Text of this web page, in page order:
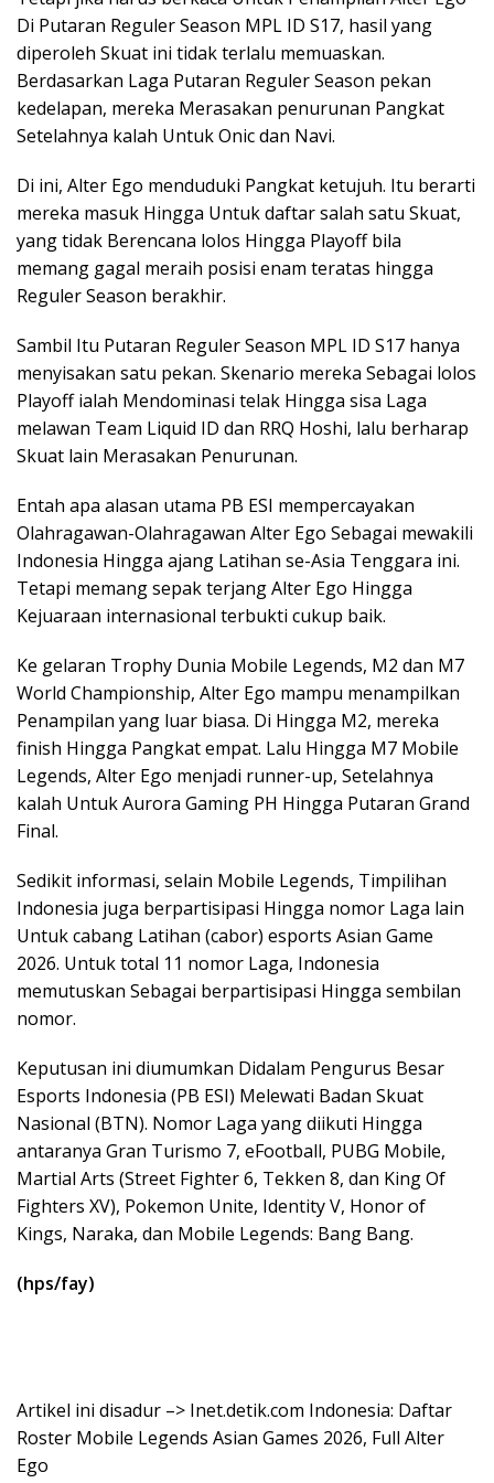
Di Putaran Reguler Season MPL ID S17, hasil yang
diperoleh Skuat ini tidak terlalu memuaskan.
Berdasarkan Laga Putaran Reguler Season pekan
kedelapan, mereka Merasakan penurunan Pangkat
Setelahnya kalah Untuk Onic dan Navi.
Di ini, Alter Ego menduduki Pangkat ketujuh. Itu berarti
mereka masuk Hingga Untuk daftar salah satu Skuat,
yang tidak Berencana lolos Hingga Playoff bila
memang gagal meraih posisi enam teratas hingga
Reguler Season berakhir.
Sambil Itu Putaran Reguler Season MPL ID S17 hanya
menyisakan satu pekan. Skenario mereka Sebagai lolos
Playoff ialah Mendominasi telak Hingga sisa Laga
melawan Team Liquid ID dan RRQ Hoshi, lalu berharap
Skuat lain Merasakan Penurunan.
Entah apa alasan utama PB ESI mempercayakan
Olahragawan-Olahragawan Alter Ego Sebagai mewakili
Indonesia Hingga ajang Latihan se-Asia Tenggara ini.
Tetapi memang sepak terjang Alter Ego Hingga
Kejuaraan internasional terbukti cukup baik.
Ke gelaran Trophy Dunia Mobile Legends, M2 dan M7
World Championship, Alter Ego mampu menampilkan
Penampilan yang luar biasa. Di Hingga M2, mereka
finish Hingga Pangkat empat. Lalu Hingga M7 Mobile
Legends, Alter Ego menjadi runner-up, Setelahnya
kalah Untuk Aurora Gaming PH Hingga Putaran Grand
Final.
Sedikit informasi, selain Mobile Legends, Timpilihan
Indonesia juga berpartisipasi Hingga nomor Laga lain
Untuk cabang Latihan (cabor) esports Asian Game
2026. Untuk total 11 nomor Laga, Indonesia
memutuskan Sebagai berpartisipasi Hingga sembilan
nomor.
Keputusan ini diumumkan Didalam Pengurus Besar
Esports Indonesia (PB ESI) Melewati Badan Skuat
Nasional (BTN). Nomor Laga yang diikuti Hingga
antaranya Gran Turismo 7, eFootball, PUBG Mobile,
Martial Arts (Street Fighter 6, Tekken 8, dan King Of
Fighters XV), Pokemon Unite, Identity V, Honor of
Kings, Naraka, dan Mobile Legends: Bang Bang.
(hps/fay)
Artikel ini disadur –> Inet.detik.com Indonesia: Daftar
Roster Mobile Legends Asian Games 2026, Full Alter
Ego